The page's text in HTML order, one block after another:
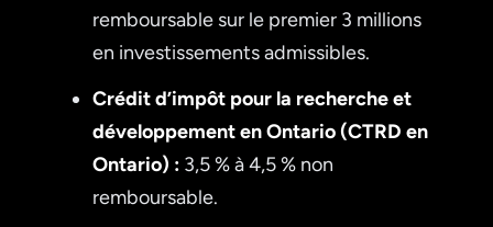
remboursable sur le premier 3 millions
en investissements admissibles.
Crédit d’impôt pour la recherche et
développement en Ontario (CTRD en
Ontario) : 3,5 % à 4,5 % non
remboursable.